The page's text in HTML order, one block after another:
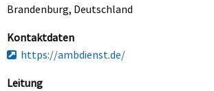
Brandenburg, Deutschland
Kontaktdaten
https://ambdienst.de/
Leitung